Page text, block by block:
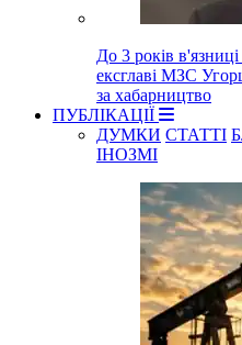
До 3 років
ексглаві МЗС
за хабарництво
ПУБЛІКАЦІЇ
ДУМКИ СТАТТІ
ІНОЗМІ